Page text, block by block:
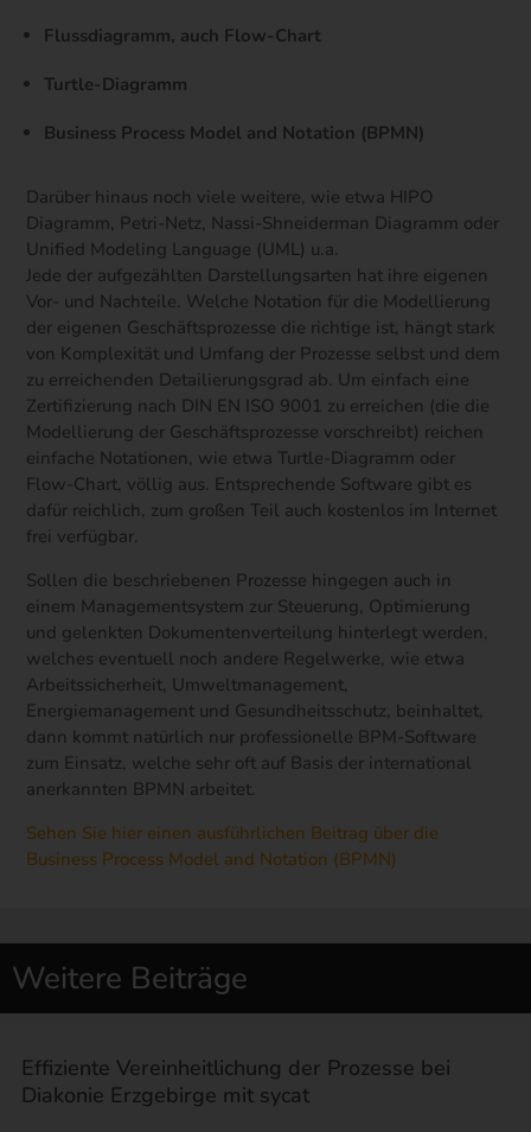
Flussdiagramm, auch Flow-Chart
Turtle-Diagramm
Business Process Model and Notation (BPMN)
Darüber hinaus noch viele weitere, wie etwa HIPO
Diagramm, Petri-Netz, Nassi-Shneiderman Diagramm oder
Unified Modeling Language (UML) u.a.
Jede der aufgezählten Darstellungsarten hat ihre eigenen
Vor- und Nachteile. Welche Notation für die Modellierung
der eigenen Geschäftsprozesse die richtige ist, hängt stark
von Komplexität und Umfang der Prozesse selbst und dem
zu erreichenden Detailierungsgrad ab. Um einfach eine
Zertifizierung nach DIN EN ISO 9001 zu erreichen (die die
Modellierung der Geschäftsprozesse vorschreibt) reichen
einfache Notationen, wie etwa Turtle-Diagramm oder
Flow-Chart, völlig aus. Entsprechende Software gibt es
dafür reichlich, zum großen Teil auch kostenlos im Internet
frei verfügbar.
Sollen die beschriebenen Prozesse hingegen auch in
einem Managementsystem zur Steuerung, Optimierung
und gelenkten Dokumentenverteilung hinterlegt werden,
welches eventuell noch andere Regelwerke, wie etwa
Arbeitssicherheit, Umweltmanagement,
Energiemanagement und Gesundheitsschutz, beinhaltet,
dann kommt natürlich nur professionelle BPM-Software
zum Einsatz, welche sehr oft auf Basis der international
anerkannten BPMN arbeitet.
Sehen Sie hier einen ausführlichen Beitrag über die
Business Process Model and Notation (BPMN)
Weitere Beiträge
Effiziente Vereinheitlichung der Prozesse bei
Diakonie Erzgebirge mit sycat